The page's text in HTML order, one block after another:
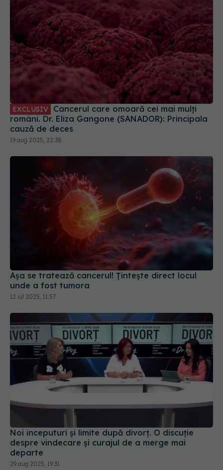
EXCLUSIV
români. Dr. Eliza Gangone (SANADOR): Principala
cauză de deces
19 aug 2025, 22:38
Așa se tratează cancerul! Țintește direct locul
unde a fost tumora
12 iul 2025, 11:57
Noi începuturi și limite după divorț. O discuție
departe
29 aug 2025, 19:31